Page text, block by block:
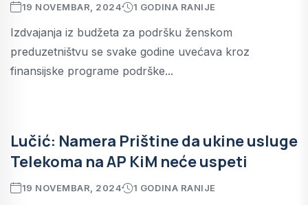
19 NOVEMBAR, 2024 1 GODINA RANIJE
Izdvajanja iz budžeta za podršku ženskom
preduzetništvu se svake godine uvećava kroz
finansijske programe podrške...
Lučić: Namera Prištine da ukine usluge
Telekoma na AP KiM neće uspeti
19 NOVEMBAR, 2024 1 GODINA RANIJE